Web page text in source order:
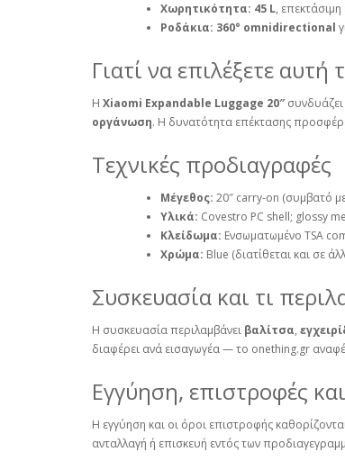
Χωρητικότητα: 45 L, επεκτάσιμη
Ροδάκια: 360° omnidirectional
Γιατί να επιλέξετε αυτή
Η Xiaomi Expandable Luggage 20″ συνδυάζει
οργάνωση. Η δυνατότητα επέκτασης
Τεχνικές προδιαγραφές
Μέγεθος: 20″ carry‑on (συμβατό
Υλικά: Covestro PC shell; glossy
Κλείδωμα: Ενσωματωμένο TSA
Χρώμα: Blue (διατίθεται και σε
Συσκευασία και τι
Η συσκευασία περιλαμβάνει βαλίτσα,
διαφέρει ανά εισαγωγέα — το onething.gr
Εγγύηση, επιστροφές
Η εγγύηση και οι όροι επιστροφής
ανταλλαγή ή επισκευή εντός των